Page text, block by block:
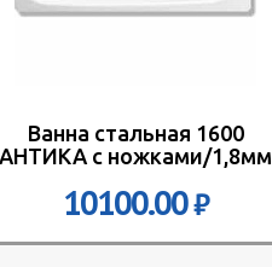
Ванна стальная 1600
АНТИКА с ножками/1,8мм
10100.00₽